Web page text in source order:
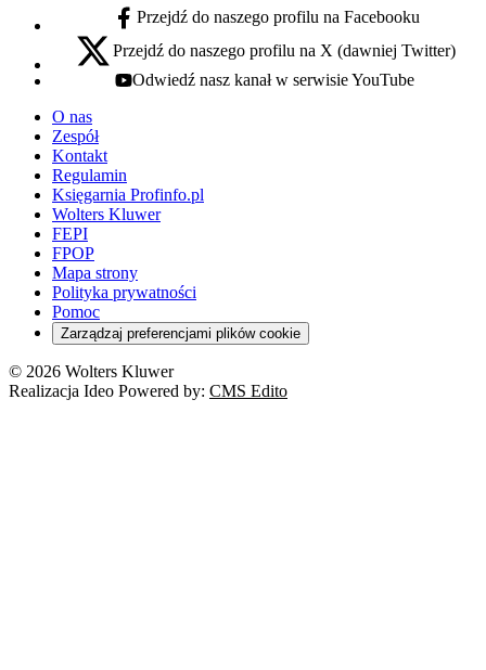
facebook - otwiera się w nowej karcie
Przejdź do naszego profilu na Facebooku
x - otwiera się w nowej karcie
Przejdź do naszego profilu na X (dawniej Twitter)
youtube - otwiera się w nowej karcie
Odwiedź nasz kanał w serwisie YouTube
O nas
Zespół
Kontakt
Regulamin
Księgarnia Profinfo.pl
Wolters Kluwer
FEPI
FPOP
Mapa strony
Polityka prywatności
Pomoc
Zarządzaj preferencjami plików cookie
© 2026 Wolters Kluwer
Realizacja Ideo Powered by: CMS Edito